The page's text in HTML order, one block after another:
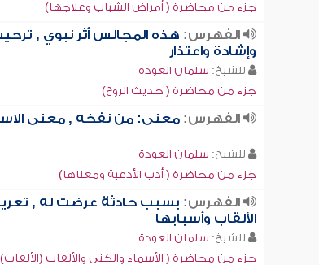
جزء من محاضرة ( أمراض الشباب وعلاجها)
الفهرس: هذه المجالس أثر نبوي ,
وإشادة واعتذار
للشيخ: سلمان العودة
جزء من محاضرة ( حديث الروح)
الفهرس:معنى: من نفخه , معنى
للشيخ: سلمان العودة
جزء من محاضرة ( أدب الأدعية ومعناها)
الفهرس: بسبب حادثة عرضت له ,
الألقاب وأسبابها
للشيخ: سلمان العودة
جزء من محاضرة ( الأسماء والكنى والألقاب